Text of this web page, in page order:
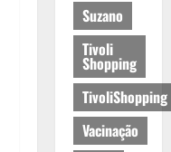
Suzano
Tivoli
Shopping
TivoliShopping
Vacinação